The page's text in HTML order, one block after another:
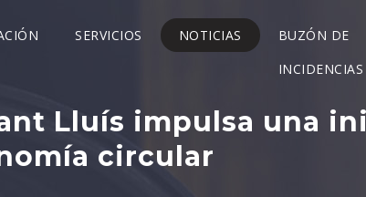
SERVICIOS NOTICIAS
BUZÓN DE
INCIDENCIAS
Lluís impulsa una
circular